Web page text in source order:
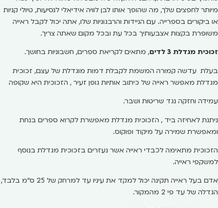
מיותר לחפצים שלך, מה שהופך אותו לבן לוויה אידיאלי לנסיעות, טיולי קניות
או ביקורים בספרייה. עם הניידות והרבגוניות שלו, אתה יכול לקבל ראייה
משופרת בקצות אצבעותיך בכל עת ובכל מקום שאתה צריך.
זכוכית מגדלת 3 לדים , מתאים לקריאת ספרים, חשבוניות בחושך.
בעלת עדשה קמורה המשמת לקבלת דמות מוגדלת של עצם, זכוכית
מגדלת מאפשר ראייה של כיתוב אותיות גופן זעיר , הזכוכית היא שקופה
עמידה וחזקה נגד שריטות ושבר.
ניתנת לאחיזה ביד , הזכוכית מגדלת מאפשרת לקרוא ספרים בנחת
ומאפשרת שמירה על מיקוד ופוקוס.
הזכוכית מתאימה לכבדי ראייה אשר נעזרים בזכוכית מגדלת בנוסף
למשקפי ראייה.
אדם בעל ראייה תקינה יכול למקד את עיניו עד למרחק של 25 ס"מ בלבד,
הגדלה של עד פי 2 מהמקור.